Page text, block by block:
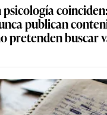
publican
pretenden buscar